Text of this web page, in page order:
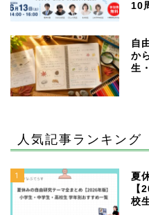
10
自
か
生
人気記事ランキング
1
夏
【
校